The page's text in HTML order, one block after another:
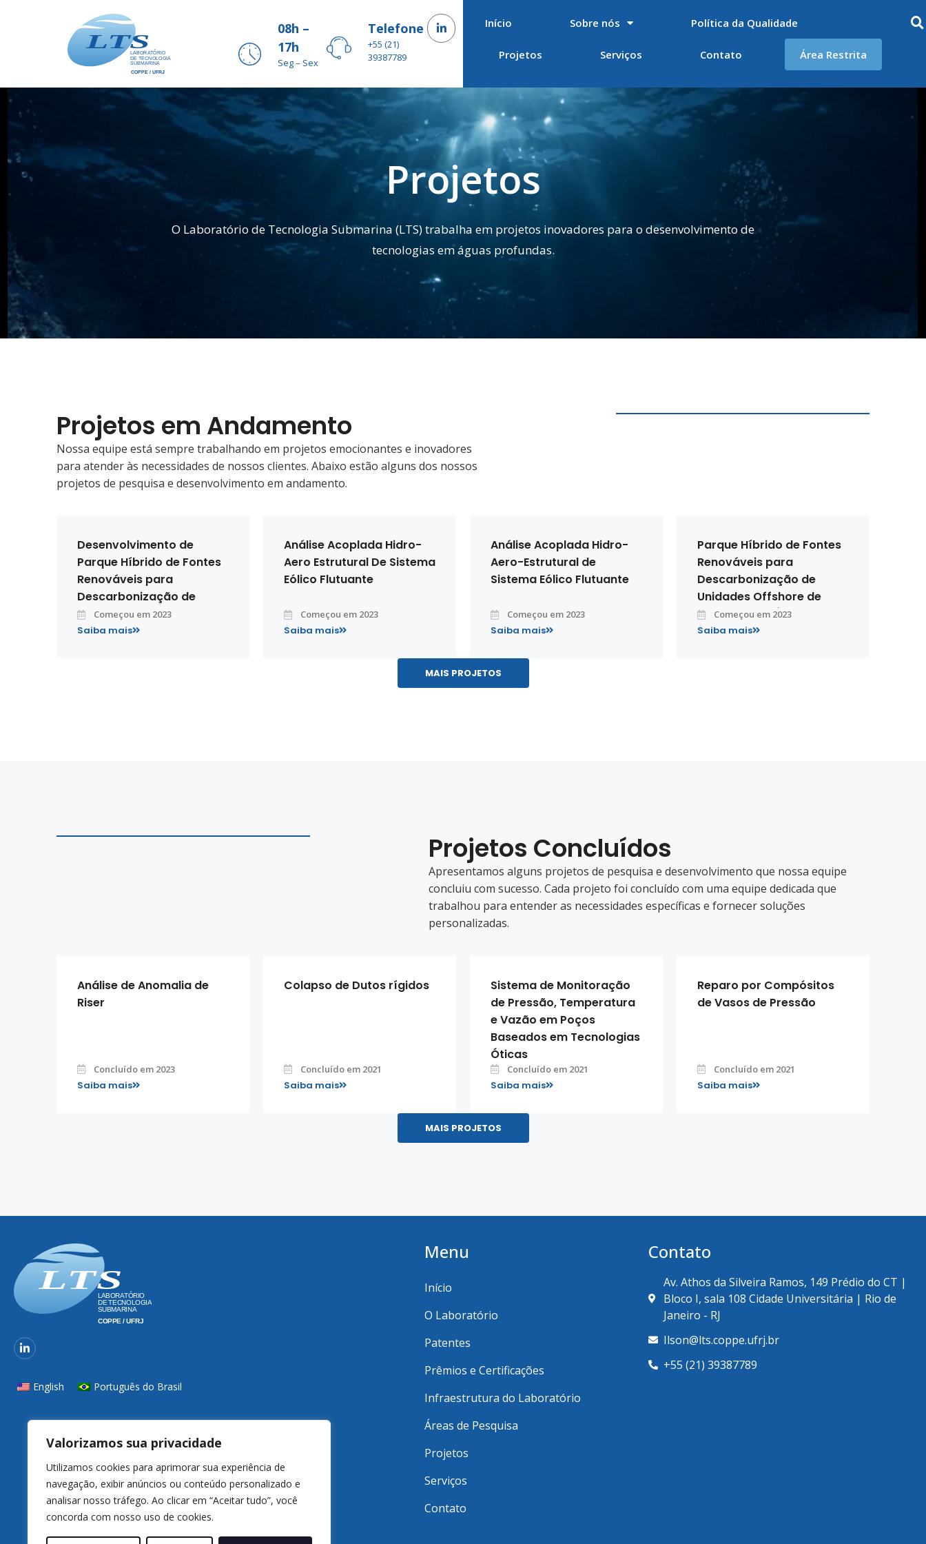
Valorizamos sua privacidade
Utilizamos cookies para aprimorar sua experiência de
navegação, exibir anúncios ou conteúdo personalizado e
analisar nosso tráfego. Ao clicar em “Aceitar tudo”, você
concorda com nosso uso de cookies.
08h –
17h
Seg – Sex
Telefone
+55 (21)
39387789
Início Sobre nós Política da Qualidade
Projetos Serviços Contato Área Restrita
Projetos
O Laboratório de Tecnologia Submarina (LTS) trabalha em projetos inovadores para o desenvolvimento de
tecnologias em águas profundas.
Projetos em Andamento
Nossa equipe está sempre trabalhando em projetos emocionantes e inovadores
para atender às necessidades de nossos clientes. Abaixo estão alguns dos nossos
projetos de pesquisa e desenvolvimento em andamento.
Desenvolvimento de
Parque Híbrido de Fontes
Renováveis para
Descarbonização de
Unidades Offshore de
Produção de Óleo e Gás
Começou em 2023
Saiba mais
Análise Acoplada Hidro-
Aero Estrutural De Sistema
Eólico Flutuante
Começou em 2023
Saiba mais
Análise Acoplada Hidro-
Aero-Estrutural de
Sistema Eólico Flutuante
Começou em 2023
Saiba mais
Parque Híbrido de Fontes
Renováveis para
Descarbonização de
Unidades Offshore de
Produção de Óleo e Gás
Começou em 2023
Saiba mais
MAIS PROJETOS
Projetos Concluídos
Apresentamos alguns projetos de pesquisa e desenvolvimento que nossa equipe
concluiu com sucesso. Cada projeto foi concluído com uma equipe dedicada que
trabalhou para entender as necessidades específicas e fornecer soluções
personalizadas.
Análise de Anomalia de
Riser
Concluído em 2023
Saiba mais
Colapso de Dutos rígidos
Concluído em 2021
Saiba mais
Sistema de Monitoração
de Pressão, Temperatura
e Vazão em Poços
Baseados em Tecnologias
Óticas
Concluído em 2021
Saiba mais
Reparo por Compósitos
de Vasos de Pressão
Concluído em 2021
Saiba mais
MAIS PROJETOS
English Português do Brasil
Menu
Início
O Laboratório
Patentes
Prêmios e Certificações
Infraestrutura do Laboratório
Áreas de Pesquisa
Projetos
Serviços
Contato
Contato
Av. Athos da Silveira Ramos, 149 Prédio do CT |
Bloco I, sala 108 Cidade Universitária | Rio de
Janeiro - RJ
Ilson@lts.coppe.ufrj.br
+55 (21) 39387789